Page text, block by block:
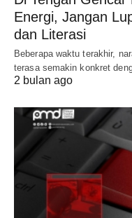
Energi, Jangan
dan Literasi
Beberapa waktu terakhir,
terasa semakin konkret
2 bulan ago